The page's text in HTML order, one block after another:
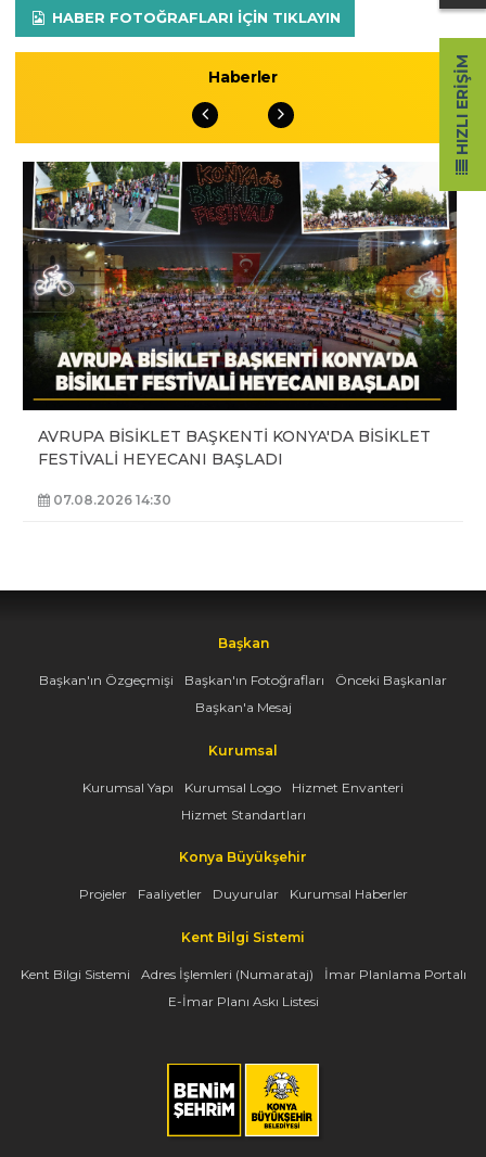
HABER FOTOĞRAFLARI IÇIN TIKLAYIN
Haberler
AVRUPA BİSİKLET BAŞKENTİ KONYA'DA BİSİKLET
FESTİVALİ HEYECANI BAŞLADI
07.08.2026 14:30
Başkan
Başkan'ın Özgeçmişi Başkan'ın Fotoğrafları
Önceki Başkanlar
Başkan'a Mesaj
Kurumsal
Kurumsal Yapı Kurumsal Logo
Hizmet Envanteri
Hizmet Standartları
Konya Büyükşehir
Projeler Faaliyetler Duyurular Kurumsal Haberler
Kent Bilgi Sistemi
Kent Bilgi Sistemi Adres İşlemleri (Numarataj)
İmar Planlama Portalı
E-İmar Planı Askı Listesi
HIZLI ERIŞIM